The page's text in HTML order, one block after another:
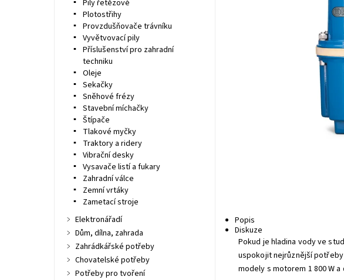
Popis
Diskuze
Pokud je hladina vody ve
uspokojit nejrůznější potřeby
modely s motorem 1 800 W
Pily řetězové
Plotostřihy
Provzdušňovače trávníku
Vyvětvovací pily
Příslušenství pro zahradní
techniku
Oleje
Sekačky
Sněhové frézy
Stavební míchačky
Štípače
Tlakové myčky
Traktory a ridery
Vibrační desky
Vysavače listí a fukary
Zahradní válce
Zemní vrtáky
Zametací stroje
Elektronářadí
Dům, dílna, zahrada
Zahrádkářské potřeby
Chovatelské potřeby
Potřeby pro tvoření